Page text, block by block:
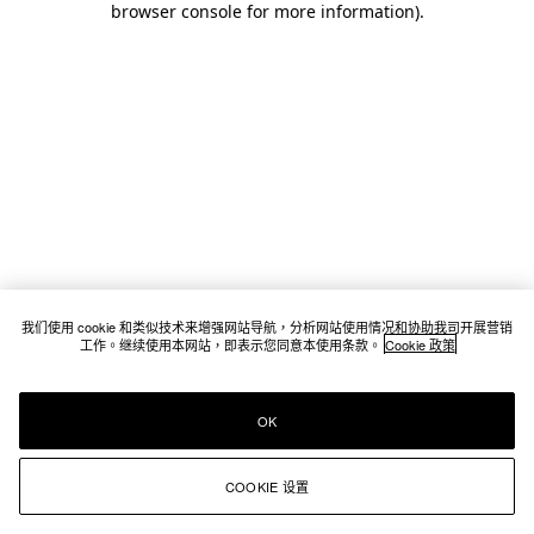
browser console for more information).
我们使用 cookie 和类似技术来增强网站导航，分析网站使用情况和协助我司开展营销
工作。继续使用本网站，即表示您同意本使用条款。 Cookie 政策
COOKIE 设置
OK